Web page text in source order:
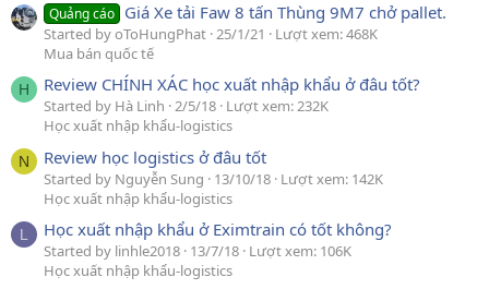
Quảng cáo Giá Xe tải Faw 8 tấn Thùng 9M7 chở pallet.
Started by oToHungPhat 25/1/21
Lượt xem: 468K
Mua bán quốc tế
H Review CHÍNH XÁC học xuất nhập khẩu ở đâu tốt?
Started by Hà Linh 2/5/18 Lượt xem: 232K
Học xuất nhập khẩu-logistics
N Review học logistics ở đâu tốt
Started by Nguyễn Sung 13/10/18 Lượt xem: 142K
Học xuất nhập khẩu-logistics
L Học xuất nhập khẩu ở Eximtrain có tốt không?
Started by linhle2018 13/7/18 Lượt xem: 106K
Học xuất nhập khẩu-logistics